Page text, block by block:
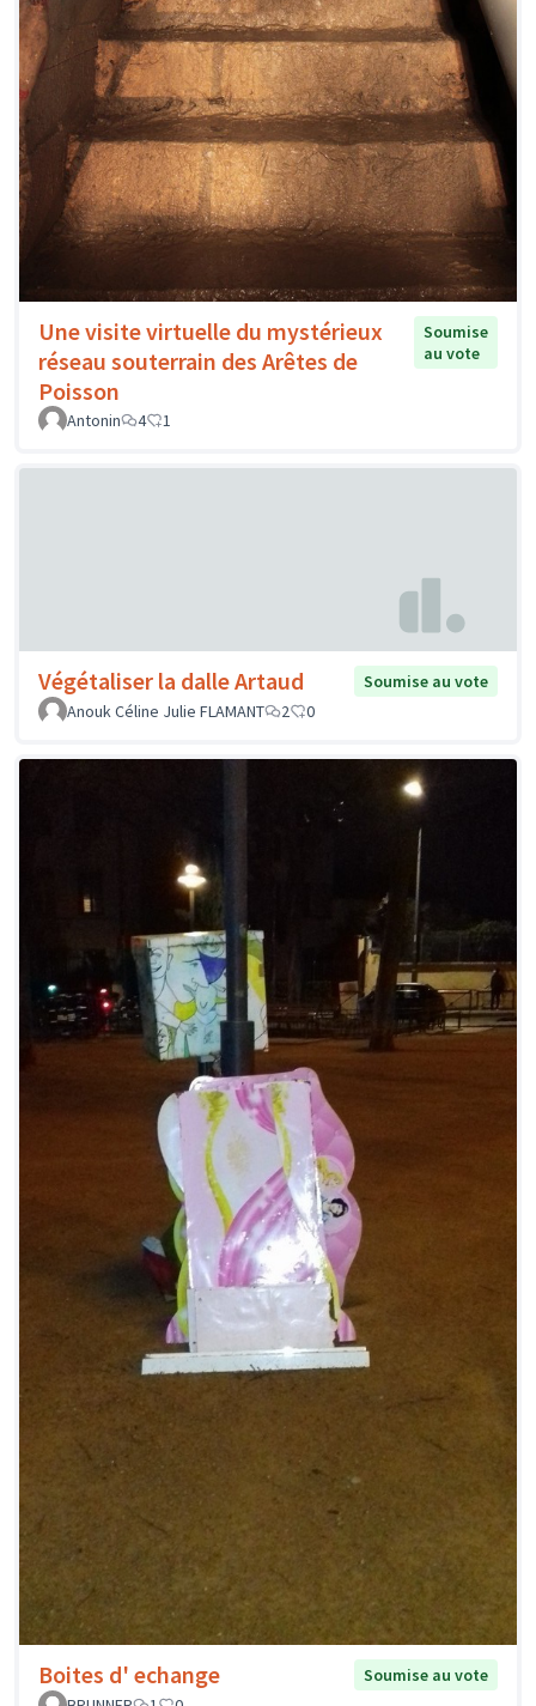
Une visite virtuelle du mystérieux
réseau souterrain des Arêtes de
Poisson
Soumise
au vote
Antonin 4 1
Végétaliser la dalle Artaud
Soumise au vote
Anouk Céline Julie FLAMANT
2 0
Boites d' echange
Soumise au vote